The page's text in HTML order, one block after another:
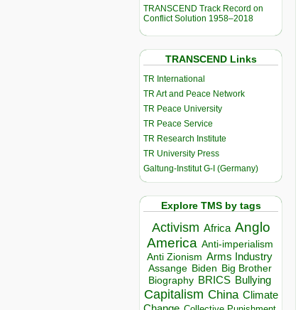
TRANSCEND Track Record on
Conflict Solution 1958–2018
TRANSCEND Links
TR International
TR Art and Peace Network
TR Peace University
TR Peace Service
TR Research Institute
TR University Press
Galtung-Institut G-I (Germany)
Explore TMS by tags
Activism Africa Anglo
America Anti-imperialism
Anti Zionism Arms Industry
Assange Biden Big Brother
Biography BRICS Bullying
Capitalism China Climate